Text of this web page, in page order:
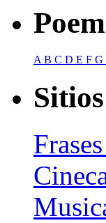
A B C D E F G